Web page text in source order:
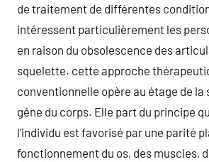
de traitement de différentes
intéressent particulièrement les
en raison du obsolescence des
squelette. cette approche
conventionnelle opère au étage de la
gêne du corps. Elle part du principe
l’individu est favorisé par une parité
fonctionnement du os, des muscles,